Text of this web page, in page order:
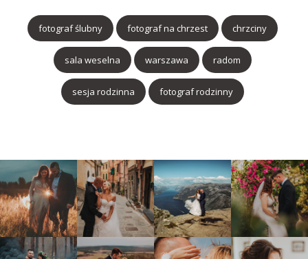
fotograf ślubny fotograf na chrzest chrzciny
sala weselna warszawa radom
sesja rodzinna fotograf rodzinny